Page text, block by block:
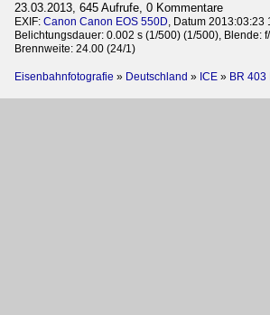
23.03.2013, 645 Aufrufe, 0 Kommentare
EXIF: Canon Canon EOS 550D , Datum 2013:03:23
Belichtungsdauer: 0.002 s (1/500) (1/500), Blende:
Brennweite: 24.00 (24/1)
Eisenbahnfotografie » Deutschland » ICE » BR 403